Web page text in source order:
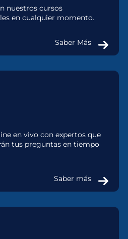
nuestros cursos
en cualquier momento.
Saber Más
en vivo con expertos que
tus preguntas en tiempo
Saber más